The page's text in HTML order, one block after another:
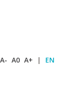
A- A0 A+ | EN